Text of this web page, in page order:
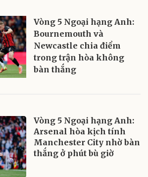
Vòng 5 Ngoại hạng Anh:
Bournemouth và
Newcastle chia điểm
trong trận hòa không
bàn thắng
Vòng 5 Ngoại hạng Anh:
Arsenal hòa kịch tính
Manchester City nhờ bàn
thắng ở phút bù giờ